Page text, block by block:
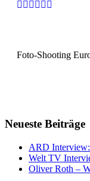
Foto-Shooting
Neueste Beiträge
ARD
Welt TV
Oliver Roth –